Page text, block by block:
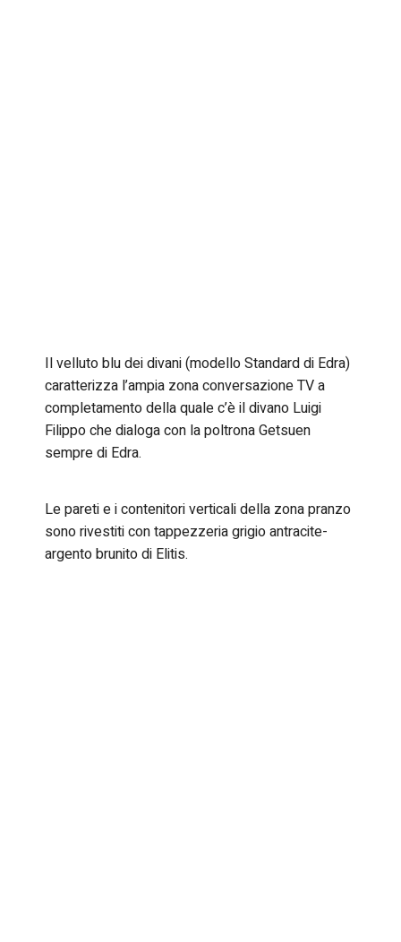
Il velluto blu dei divani (modello Standard di Edra)
caratterizza l’ampia zona conversazione TV a
completamento della quale c’è il divano Luigi
Filippo che dialoga con la poltrona Getsuen
sempre di Edra.
Le pareti e i contenitori verticali della zona pranzo
sono rivestiti con tappezzeria grigio antracite-
argento brunito di Elitis.